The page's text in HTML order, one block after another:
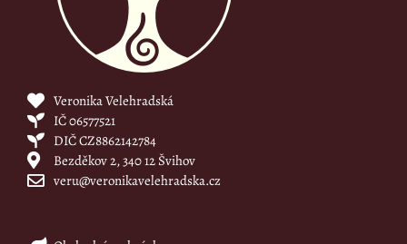
Veronika Velehradská
IČ 06577521
DIČ CZ8862142784
Bezděkov 2, 340 12 Švihov
veru@veronikavelehradska.cz